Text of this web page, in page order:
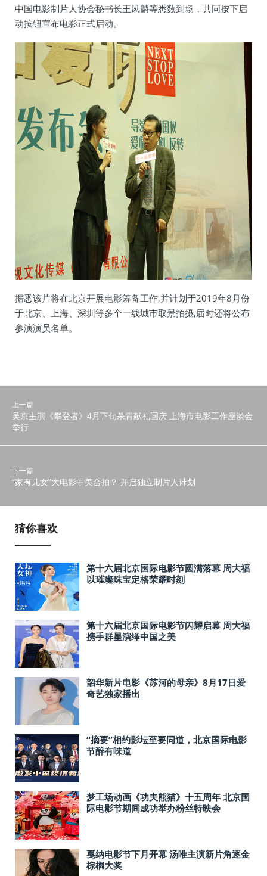
中国电影制片人协会秘书长王凤麟等悉数到场，共同按下启
动按钮宣布电影正式启动。
据悉该片将在北京开展电影筹备工作,并计划于2019年8月份
于北京、上海、深圳等多个一线城市取景拍摄,届时还将公布
参演演员名单。
上一篇
吴京主演《攀登者》4月下旬杀青献礼国庆 上海市电影工作座谈会
举行
下一篇
“家有儿女”大电影中美合拍？ 开启独立制片人计划
猜你喜欢
第十六届北京国际电影节圆满落幕 周大福
以璀璨珠宝定格荣耀时刻
第十六届北京国际电影节闪耀启幕 周大福
携手群星演绎中国之美
韶华新片电影《苏河的母亲》8月17日爱
奇艺独家播出
“摘要”相约影坛至要同道，北京国际电影
节醉有味道
梦工场动画《功夫熊猫》十五周年 北京国
际电影节期间成功举办粉丝特映会
戛纳电影节下月开幕 汤唯主演新片角逐金
棕榈大奖